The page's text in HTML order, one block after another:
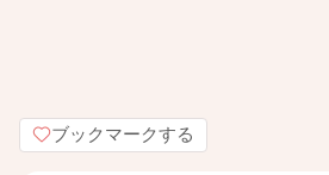
ブックマークする